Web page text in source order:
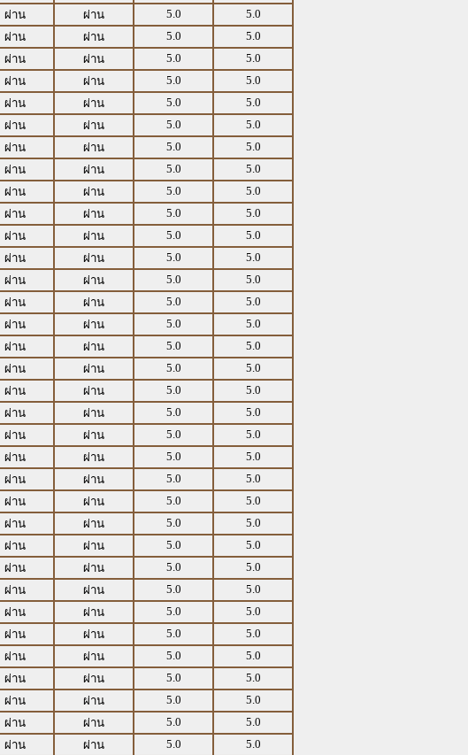
ผ่าน ผ่าน 5.0
5.0
ผ่าน ผ่าน 5.0
5.0
ผ่าน ผ่าน 5.0
5.0
ผ่าน ผ่าน 5.0
5.0
ผ่าน ผ่าน 5.0
5.0
ผ่าน ผ่าน 5.0
5.0
ผ่าน ผ่าน 5.0
5.0
ผ่าน ผ่าน 5.0
5.0
ผ่าน ผ่าน 5.0
5.0
ผ่าน ผ่าน 5.0
5.0
ผ่าน ผ่าน 5.0
5.0
ผ่าน ผ่าน 5.0
5.0
ผ่าน ผ่าน 5.0
5.0
ผ่าน ผ่าน 5.0
5.0
ผ่าน ผ่าน 5.0
5.0
ผ่าน ผ่าน 5.0
5.0
ผ่าน ผ่าน 5.0
5.0
ผ่าน ผ่าน 5.0
5.0
ผ่าน ผ่าน 5.0
5.0
ผ่าน ผ่าน 5.0
5.0
ผ่าน ผ่าน 5.0
5.0
ผ่าน ผ่าน 5.0
5.0
ผ่าน ผ่าน 5.0
5.0
ผ่าน ผ่าน 5.0
5.0
ผ่าน ผ่าน 5.0
5.0
ผ่าน ผ่าน 5.0
5.0
ผ่าน ผ่าน 5.0
5.0
ผ่าน ผ่าน 5.0
5.0
ผ่าน ผ่าน 5.0
5.0
ผ่าน ผ่าน 5.0
5.0
ผ่าน ผ่าน 5.0
5.0
ผ่าน ผ่าน 5.0
5.0
ผ่าน ผ่าน 5.0
5.0
ผ่าน ผ่าน 5.0
5.0